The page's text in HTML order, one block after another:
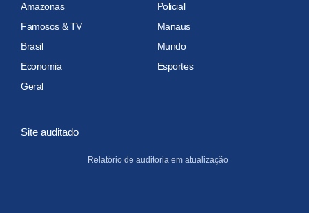
Amazonas
Policial
Famosos & TV
Manaus
Brasil
Mundo
Economia
Esportes
Geral
Site auditado
Relatório de auditoria em atualização